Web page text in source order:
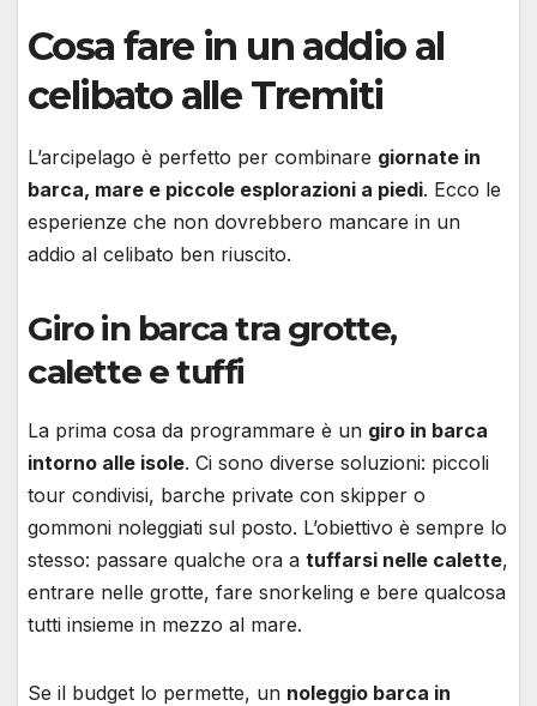
Cosa fare in un addio al
celibato alle Tremiti
L’arcipelago è perfetto per combinare giornate in
barca, mare e piccole esplorazioni a piedi. Ecco le
esperienze che non dovrebbero mancare in un
addio al celibato ben riuscito.
Giro in barca tra grotte,
calette e tuffi
La prima cosa da programmare è un giro in barca
intorno alle isole. Ci sono diverse soluzioni: piccoli
tour condivisi, barche private con skipper o
gommoni noleggiati sul posto. L’obiettivo è sempre lo
stesso: passare qualche ora a tuffarsi nelle calette,
entrare nelle grotte, fare snorkeling e bere qualcosa
tutti insieme in mezzo al mare.
Se il budget lo permette, un noleggio barca in